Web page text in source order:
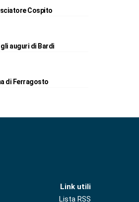
Cospito
auguri di Bardi
di Ferragosto
Link utili
Lista RSS